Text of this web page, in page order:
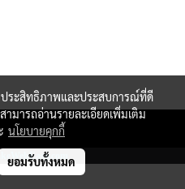
ประสิทธิภาพและประสบการณ์ที่ดี
ามารถอ่านรายละเอียดเพิ่มเติม
นโยบายคุกกี้
ยอมรับทั้งหมด